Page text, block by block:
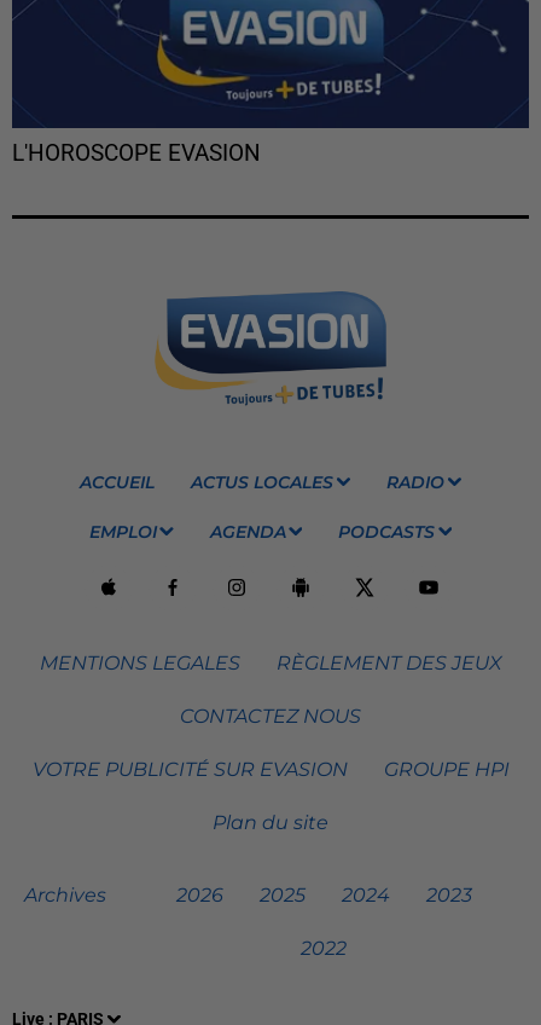
Live : PARIS
L'HOROSCOPE EVASION
ACCUEIL ACTUS LOCALES RADIO
EMPLOI AGENDA PODCASTS
MENTIONS LEGALES RÈGLEMENT DES JEUX
CONTACTEZ NOUS
VOTRE PUBLICITÉ SUR EVASION GROUPE HPI
Plan du site
Archives 2026 2025 2024 2023
2022